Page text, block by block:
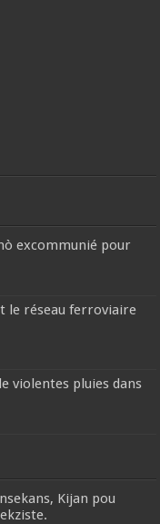
excommunié pour
le réseau ferroviaire
violentes pluies dans
Kijan pou